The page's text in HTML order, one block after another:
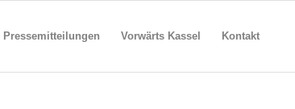
Pressemitteilungen Vorwärts Kassel Kontakt